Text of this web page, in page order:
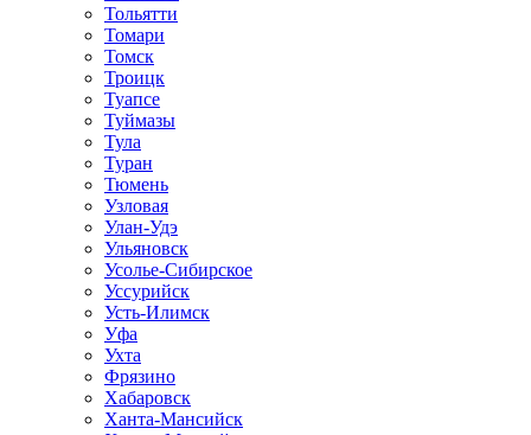
Тольятти
Томари
Томск
Троицк
Туапсе
Туймазы
Тула
Туран
Тюмень
Узловая
Улан-Удэ
Ульяновск
Усолье-Сибирское
Уссурийск
Усть-Илимск
Уфа
Ухта
Фрязино
Хабаровск
Ханта-Мансийск